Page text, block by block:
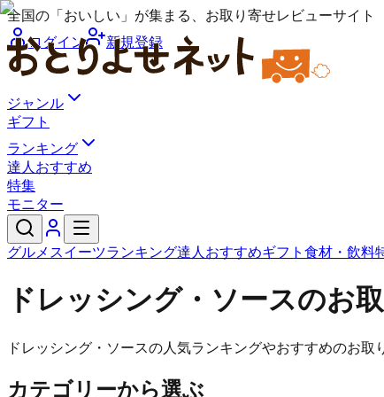
全国の「おいしい」が集まる、お取り寄せレビューサイト
ログイン
新規登録
ジャンル
ギフト
ランキング
達人おすすめ
特集
モニター
グルメ スイーツランキング達人おすすめギフト 食材・飲料
ドレッシング・ソースのお
ドレッシング・ソースの人気ランキングやおすすめのお
カテゴリーから選ぶ